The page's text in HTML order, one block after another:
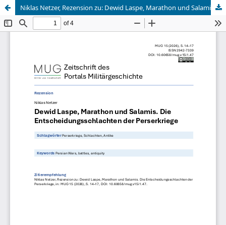
Niklas Netzer, Rezension zu: Dewid Laspe, Marathon und Salamis. Die Entscheidungsschlachten der Perserkriege